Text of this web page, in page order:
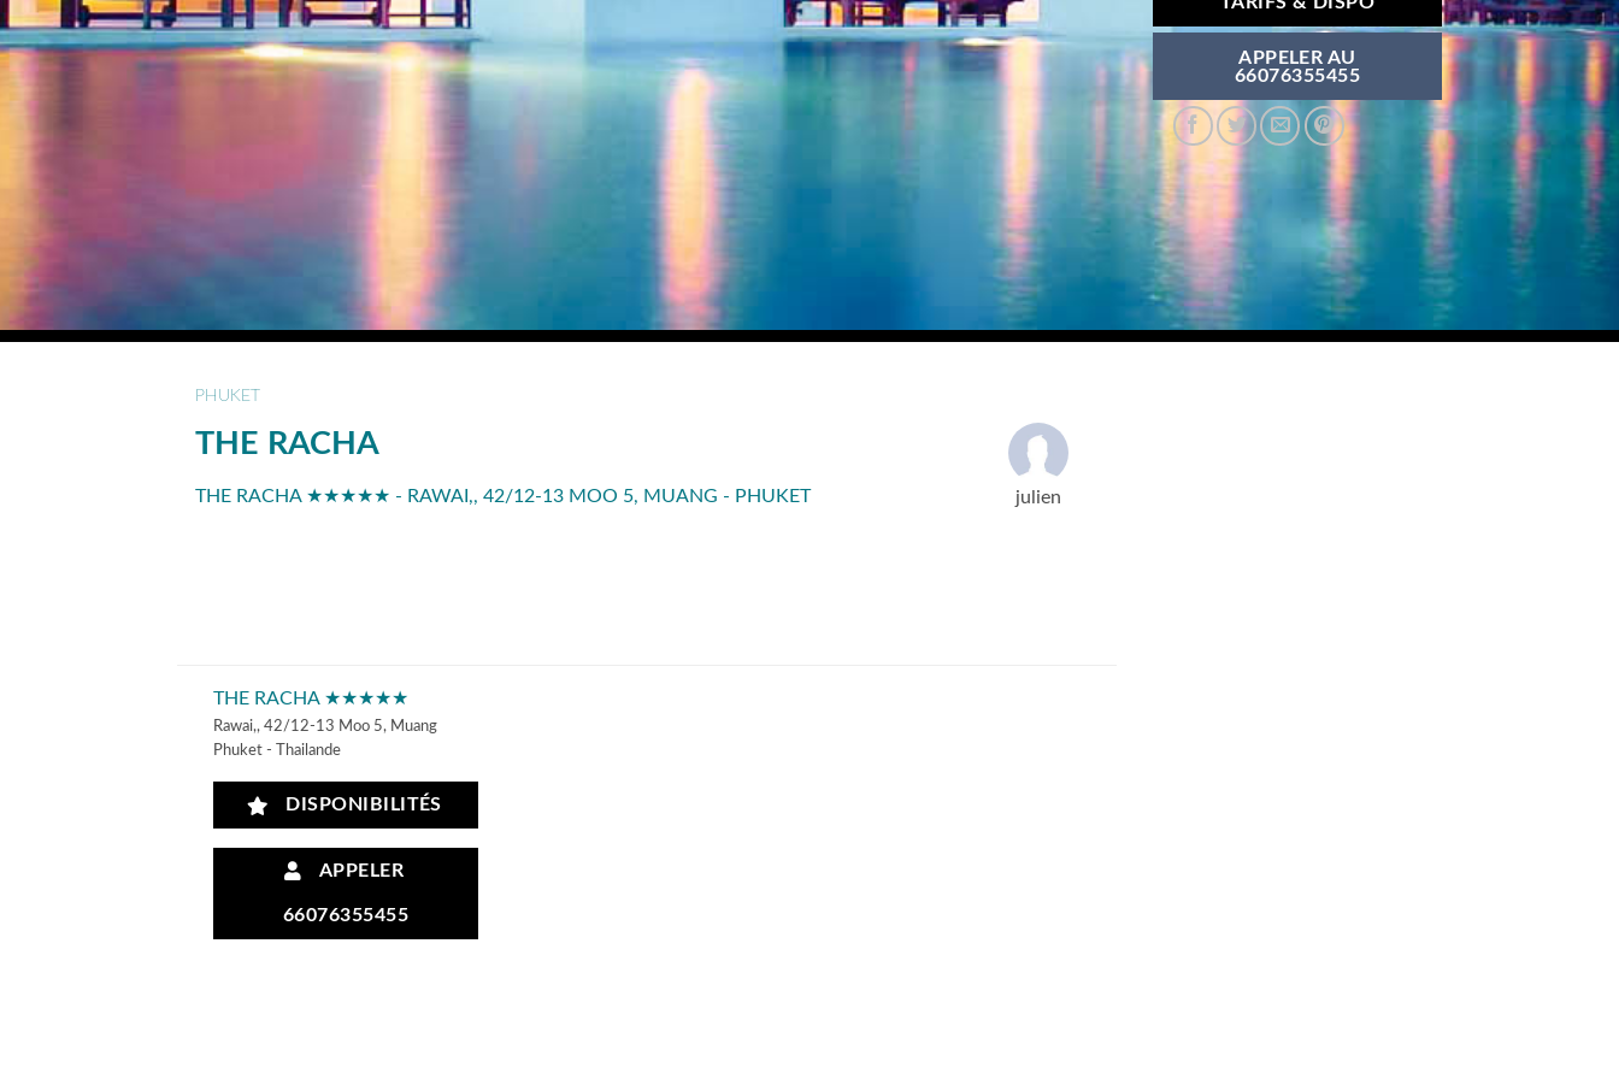
PHUKET
THE RACHA
THE RACHA ★★★★★ - RAWAI,, 42/12-13 MOO 5, MUANG - PHUKET julien
THE RACHA ★★★★★
Rawai,, 42/12-13 Moo 5, Muang
Phuket - Thailande
DISPONIBILITÉS
APPELER
66076355455
APPELER AU
66076355455